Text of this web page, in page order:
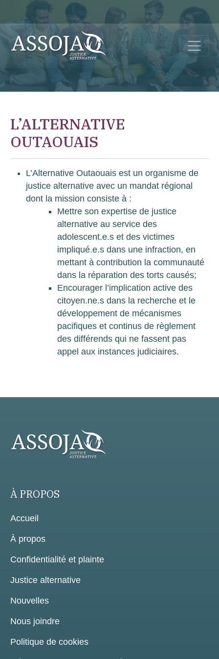
L’ALTERNATIVE
OUTAOUAIS
L’Alternative Outaouais est un organisme de
justice alternative avec un mandat régional
dont la mission consiste à :
Mettre son expertise de justice
alternative au service des
adolescent.e.s et des victimes
impliqué.e.s dans une infraction, en
mettant à contribution la communauté
dans la réparation des torts causés;
Encourager l’implication active des
citoyen.ne.s dans la recherche et le
développement de mécanismes
pacifiques et continus de règlement
des différends qui ne fassent pas
appel aux instances judiciaires.
À PROPOS
Accueil
À propos
Confidentialité et plainte
Justice alternative
Nouvelles
Nous joindre
Politique de cookies